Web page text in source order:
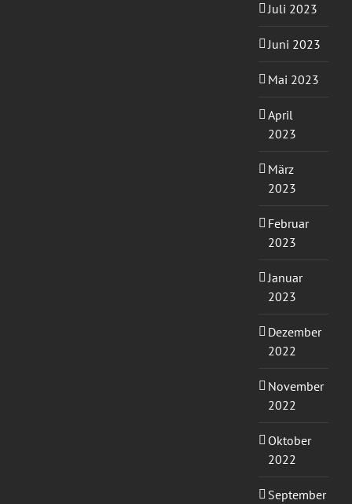
Juli 2023
Juni 2023
Mai 2023
April
2023
März
2023
Februar
2023
Januar
2023
Dezember
2022
November
2022
Oktober
2022
September